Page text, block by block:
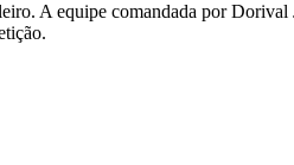
A equipe comandada por